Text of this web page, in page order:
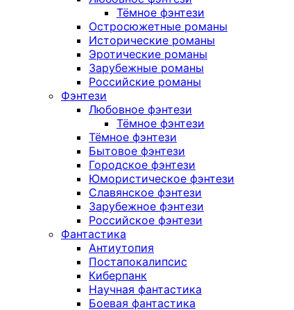
Тёмное фэнтези
Остросюжетные романы
Исторические романы
Эротические романы
Зарубежные романы
Российские романы
Фэнтези
Любовное фэнтези
Тёмное фэнтези
Тёмное фэнтези
Бытовое фэнтези
Городское фэнтези
Юмористическое фэнтези
Славянское фэнтези
Зарубежное фэнтези
Российское фэнтези
Фантастика
Антиутопия
Постапокалипсис
Киберпанк
Научная фантастика
Боевая фантастика